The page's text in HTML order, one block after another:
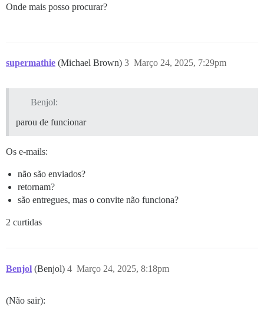
Onde mais posso procurar?
supermathie (Michael Brown) Março 24, 2025, 7:29pm
3
Benjol:
parou de funcionar
Os e-mails:
não são enviados?
retornam?
são entregues, mas o convite não funciona?
2 curtidas
Benjol (Benjol) Março 24, 2025, 8:18pm
4
(Não sair):